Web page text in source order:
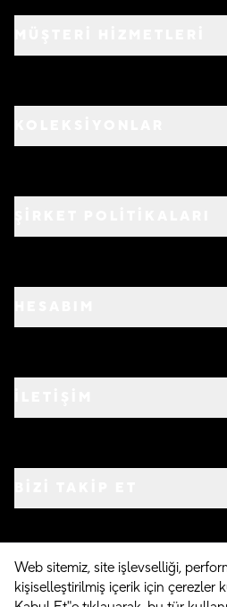
©2026 Crocs.com.tr •
Web sitemiz, site işlevselliği,
kişiselleştirilmiş içerik için çerezler